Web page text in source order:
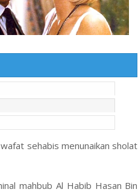
sehabis menunaikan sholat
mahbub Al Habib Hasan Bin